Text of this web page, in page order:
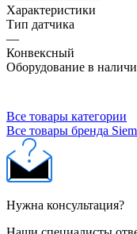
Характеристики
Тип датчика
—
Конвексный
Оборудование в
Все товары категории
Все товары бренда
Нужна консультация?